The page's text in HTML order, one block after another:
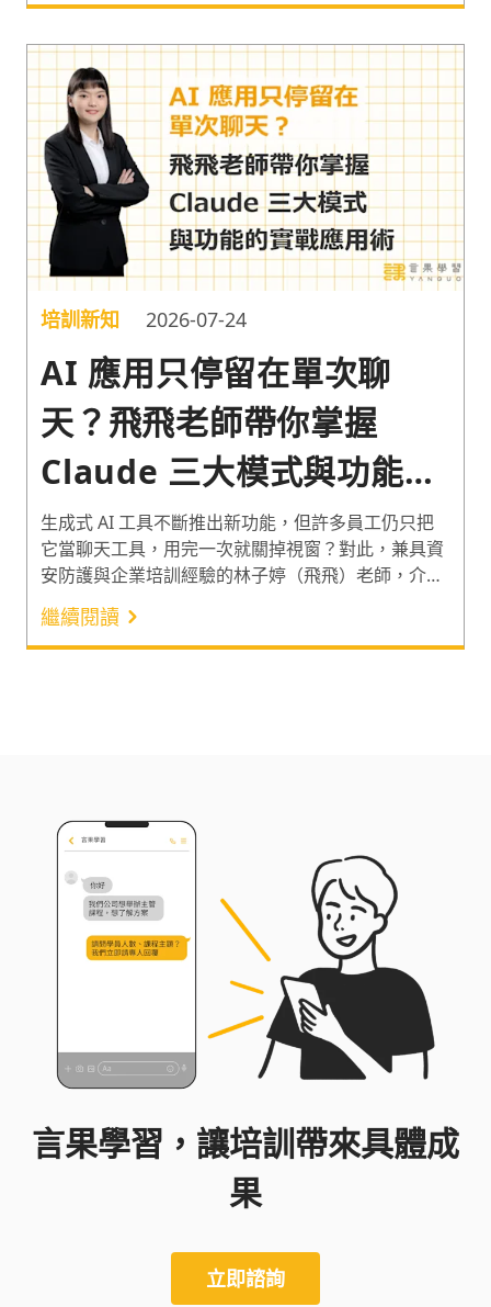
本文從企業現況與痛點出發，整理國際專家對此組織
議題的關鍵見解，並提出「人為先行、角色轉型、協
作導師」三大戰略，協助 HR 與企業決策者在導入 AI
的同時，守住組織的接班命脈。
培訓新知 2026-07-24
AI 應用只停留在單次聊
天？飛飛老師帶你掌握
Claude 三大模式與功能的
實戰應用術
生成式 AI 工具不斷推出新功能，但許多員工仍只把
它當聊天工具，用完一次就關掉視窗？對此，兼具資
安防護與企業培訓經驗的林子婷（飛飛）老師，介紹
Claude 的 3 大主要工作方式、Projects 與 Skills 等 3
大功能的使用情境。協助學員將 AI 工具的使用從單
次問答，推進至處理文件整理、資料比對、專案協作
繼續閱讀
言果學習，讓培訓帶來具體成
果
立即諮詢